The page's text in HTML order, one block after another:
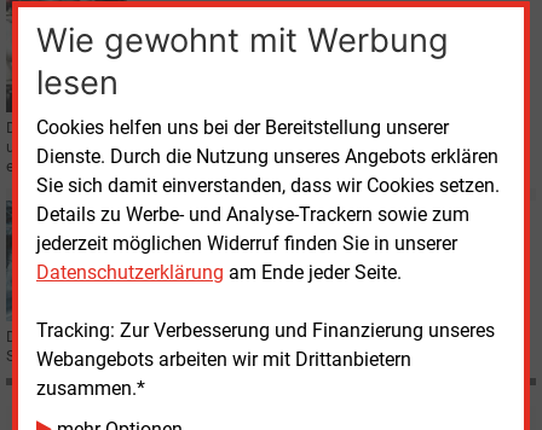
Wie gewohnt mit Werbung
lesen
Cookies helfen uns bei der Bereitstellung unserer
Dienste. Durch die Nutzung unseres Angebots erklären
Sie sich damit einverstanden, dass wir Cookies setzen.
Details zu Werbe- und Analyse-Trackern sowie zum
jederzeit möglichen Widerruf finden Sie in unserer
Datenschutzerklärung am Ende jeder Seite.
Tracking: Zur Verbesserung und Finanzierung unseres
Webangebots arbeiten wir mit Drittanbietern
zusammen.*
Mittwoch, 29.01.2020, 14:20
E&M GASNETZ
FNB Gas wollen separates Wasserstoffnetz
Die Betreiber der Gasfernleitungen in Deutschland plädieren dafür, Erdgas
und Wasserstoff künftig getrennt zu transportieren und haben einen Plan für
ein Wasserstoffnetz vorgelegt.
Donnerstag, 7.11.2019, 11:14
E&M GASNETZ
Gasnetze Kempten Sonthofen legt los
Die neue Gesellschaft Gasnetze Kempten Sonthofen GmbH (GKS) mit Sitz in
Sonthofen (Bayern) hat ihre Arbeit aufgenommen.